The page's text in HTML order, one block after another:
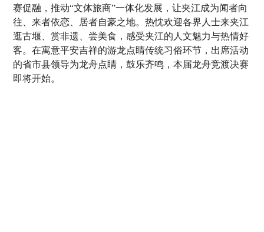
赛促融，推动“文体旅商”一体化发展，让夹江成为闻者向
往、来者依恋、居者自豪之地。热忱欢迎各界人士来夹江
逛古堰、赏非遗、尝美食，感受夹江的人文魅力与热情好
客。在寓意平安吉祥的游龙点睛传统习俗环节，出席活动
的省市县领导为龙舟点睛，鼓乐齐鸣，本届龙舟竞渡决赛
即将开始。